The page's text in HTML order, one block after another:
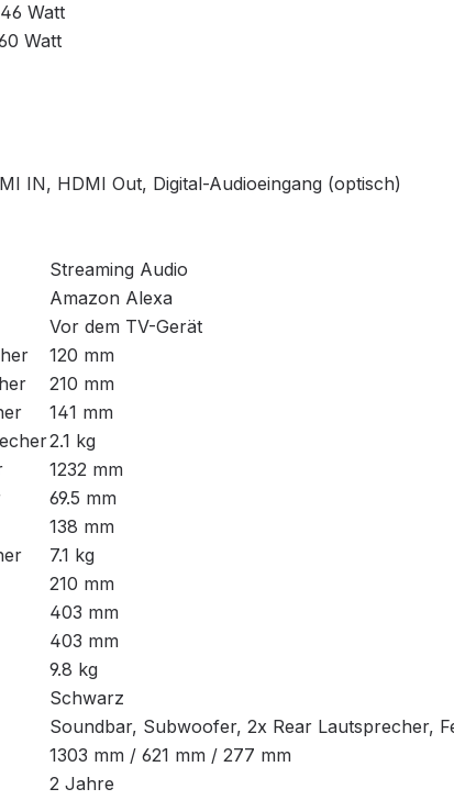
Watt
Watt
IN, HDMI Out, Digital-Audioeingang (optisch)
Streaming Audio
Amazon Alexa
Vor dem TV-Gerät
120 mm
210 mm
141 mm
2.1 kg
1232 mm
69.5 mm
138 mm
7.1 kg
210 mm
403 mm
403 mm
9.8 kg
Schwarz
Soundbar, Subwoofer, 2x Rear Lautsprecher,
1303 mm / 621 mm / 277 mm
2 Jahre